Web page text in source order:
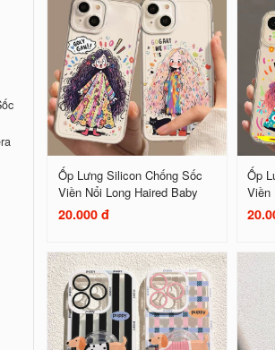
Ốp Lưng Silicon Chống Sốc
Viền Nổi Long Haired Baby
20.000 đ
Ốp
Viền